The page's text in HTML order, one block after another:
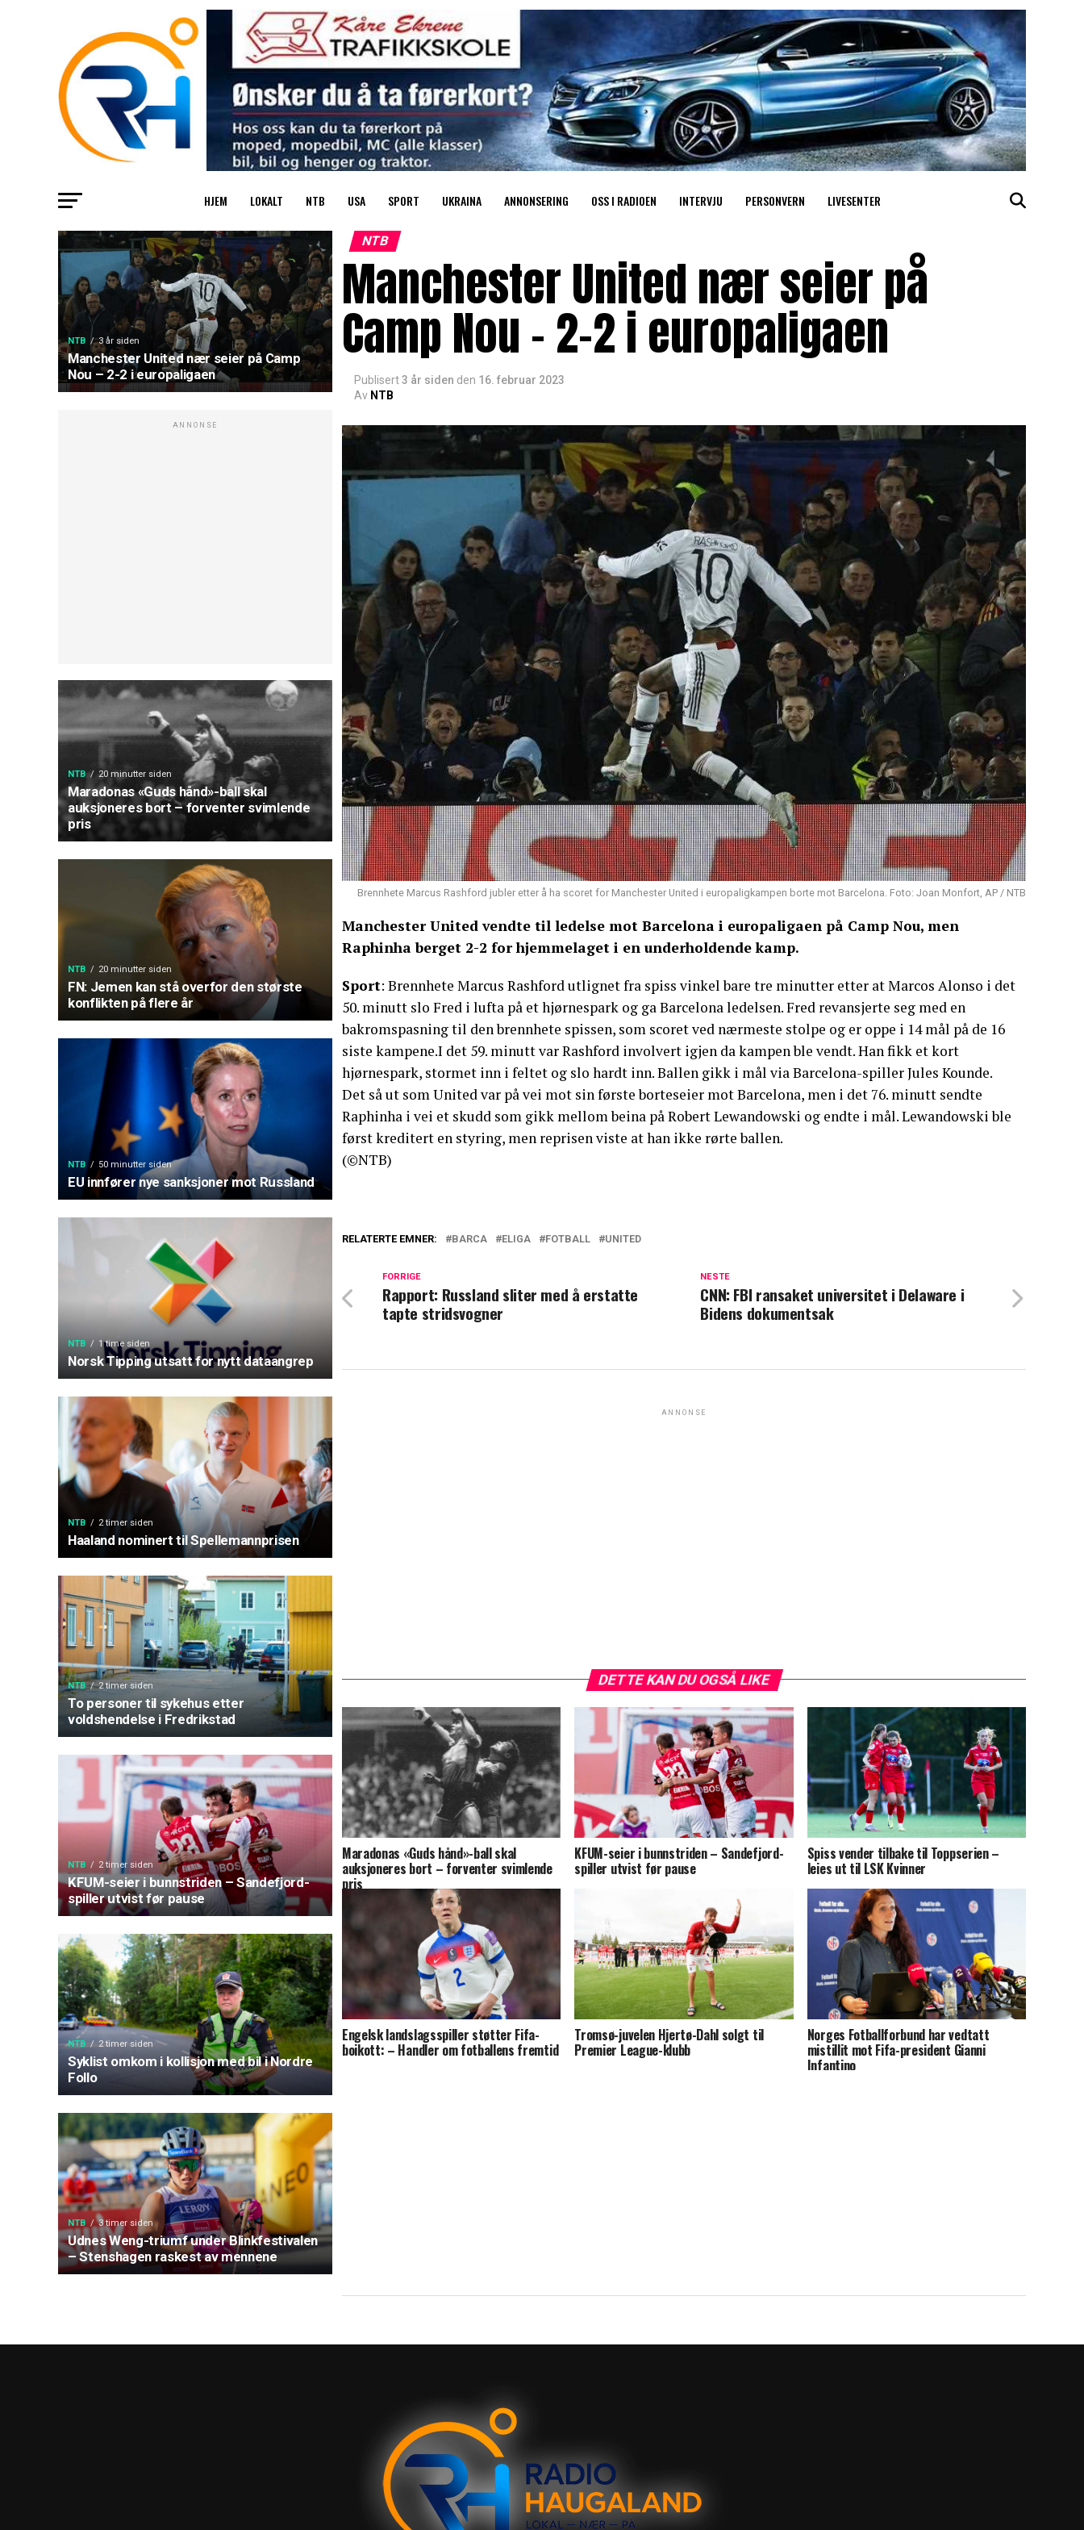
HJEM LOKALT NTB USA SPORT UKRAINA ANNONSERING OSS I RADIOEN INTERVJU PERSONVERN LIVESENTER
NTB 3 år siden
Manchester United nær seier på Camp
Nou – 2-2 i europaligaen
ANNONSE
NTB 20 minutter siden
Maradonas «Guds hånd»-ball skal
auksjoneres bort – forventer svimlende
pris
NTB 20 minutter siden
FN: Jemen kan stå overfor den største
konflikten på flere år
NTB 50 minutter siden
EU innfører nye sanksjoner mot Russland
NTB 1 time siden
Norsk Tipping utsatt for nytt dataangrep
NTB 2 timer siden
Haaland nominert til Spellemannprisen
NTB 2 timer siden
To personer til sykehus etter
voldshendelse i Fredrikstad
NTB 2 timer siden
KFUM-seier i bunnstriden – Sandefjord-
spiller utvist før pause
NTB 2 timer siden
Syklist omkom i kollisjon med bil i Nordre
Follo
NTB 3 timer siden
Udnes Weng-triumf under Blinkfestivalen
– Stenshagen raskest av mennene
NTB
Manchester United nær seier på
Camp Nou – 2-2 i europaligaen
Publisert3 år siden den 16. februar 2023
Av NTB
Brennhete Marcus Rashford jubler etter å ha scoret for Manchester United i europaligkampen borte mot Barcelona. Foto: Joan Monfort, AP / NTB
Manchester United vendte til ledelse mot Barcelona i europaligaen på Camp Nou, men
Raphinha berget 2-2 for hjemmelaget i en underholdende kamp.
Sport: Brennhete Marcus Rashford utlignet fra spiss vinkel bare tre minutter etter at Marcos Alonso i det
50. minutt slo Fred i lufta på et hjørnespark og ga Barcelona ledelsen. Fred revansjerte seg med en
bakromspasning til den brennhete spissen, som scoret ved nærmeste stolpe og er oppe i 14 mål på de 16
siste kampene.I det 59. minutt var Rashford involvert igjen da kampen ble vendt. Han fikk et kort
hjørnespark, stormet inn i feltet og slo hardt inn. Ballen gikk i mål via Barcelona-spiller Jules Kounde.
Det så ut som United var på vei mot sin første borteseier mot Barcelona, men i det 76. minutt sendte
Raphinha i vei et skudd som gikk mellom beina på Robert Lewandowski og endte i mål. Lewandowski ble
først kreditert en styring, men reprisen viste at han ikke rørte ballen.
(©NTB)
RELATERTE EMNER: BARCA ELIGA FOTBALL UNITED
NESTE
CNN: FBI ransaket universitet i Delaware i
Bidens dokumentsak
FORRIGE
Rapport: Russland sliter med å erstatte
tapte stridsvogner
ANNONSE
DETTE KAN DU OGSÅ LIKE
Maradonas «Guds hånd»-ball skal
auksjoneres bort – forventer svimlende
pris
KFUM-seier i bunnstriden – Sandefjord-
spiller utvist før pause
Spiss vender tilbake til Toppserien –
leies ut til LSK Kvinner
Engelsk landslagsspiller støtter Fifa-
boikott: – Handler om fotballens fremtid
Tromsø-juvelen Hjertø-Dahl solgt til
Premier League-klubb
Norges Fotballforbund har vedtatt
mistillit mot Fifa-president Gianni
Infantino